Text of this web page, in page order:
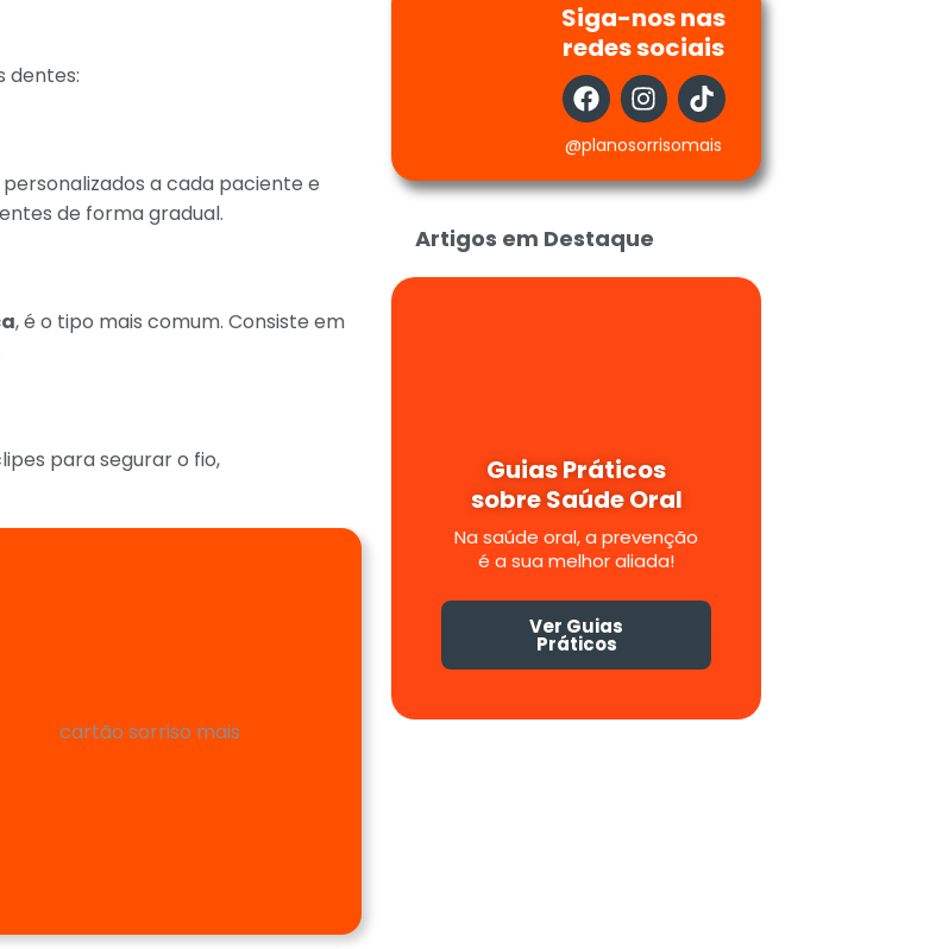
dentes:
a cada paciente e
de forma gradual.
, é o tipo mais comum. Consiste em
para segurar o fio,
Siga-nos nas
redes sociais
@planosorrisomais
Artigos em Destaque
Guias Práticos
sobre Saúde Oral
Na saúde oral, a prevenção
é a sua melhor aliada!
Ver Guias
Práticos